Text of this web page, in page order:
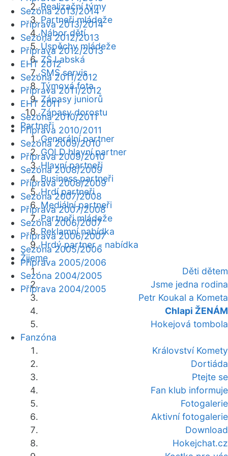
Realizační týmy
Partneři mládeže
Nábor dětí
Úspěchy mládeže
ZŠ Labská
SMS servis
Týmová fota
Zápasy juniorů
Zápasy dorostu
Partneři
Generální partner
GOLD hlavní partner
Hlavní partneři
Business partneři
Hrdí partneři
Mediální partneři
Partneři mládeže
Reklamní nabídka
Hrdý partner - nabídka
Žijeme
Děti dětem
Jsme jedna rodina
Petr Koukal a Kometa
Chlapi ŽENÁM
Hokejová tombola
Fanzóna
Království Komety
Dortiáda
Ptejte se
Fan klub informuje
Fotogalerie
Aktivní fotogalerie
Download
Hokejchat.cz
Sezóna 2013/2014
Příprava 2013/2014
Sezóna 2012/2013
Příprava 2012/2013
EHT 2012
Sezóna 2011/2012
Příprava 2011/2012
EHT 2011
Sezóna 2010/2011
Příprava 2010/2011
Sezóna 2009/2010
Příprava 2009/2010
Sezóna 2008/2009
Příprava 2008/2009
Sezóna 2007/2008
Příprava 2007/2008
Sezóna 2006/2007
Příprava 2006/2007
Sezóna 2005/2006
Příprava 2005/2006
Sezóna 2004/2005
Příprava 2004/2005